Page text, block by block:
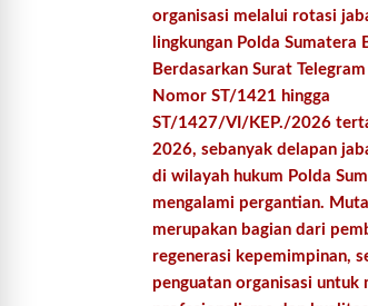
organisasi melalui rotasi
lingkungan Polda Sumatera
Berdasarkan Surat
Nomor ST/1421 hingga
ST/1427/VI/KEP./2026
2026, sebanyak delapan
di wilayah hukum Polda
mengalami pergantian.
merupakan bagian dari
regenerasi kepemimpinan,
penguatan organisasi untuk